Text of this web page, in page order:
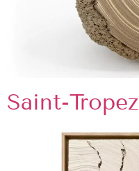
Saint-Tropez